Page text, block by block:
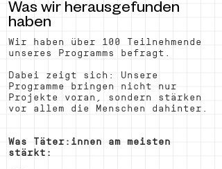
Was wir herausgefunden
haben
Wir haben über 100 Teilnehmende
unseres Programms befragt.
Dabei zeigt sich: Unsere
Programme bringen nicht nur
Projekte voran, sondern stärken
vor allem die Menschen dahinter.
Was Täter:innen am meisten
stärkt: